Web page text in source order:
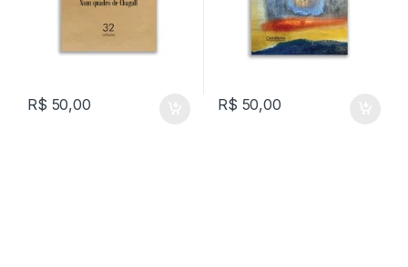
R$ 50,00 R$ 50,00